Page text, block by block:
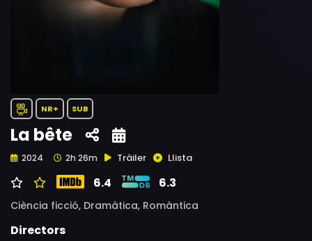
NR+ SUB
La bête
2024 2h 26m Tràiler Llista
6.4 6.3
Ciència ficció, Dramàtica, Romàntica
Directors